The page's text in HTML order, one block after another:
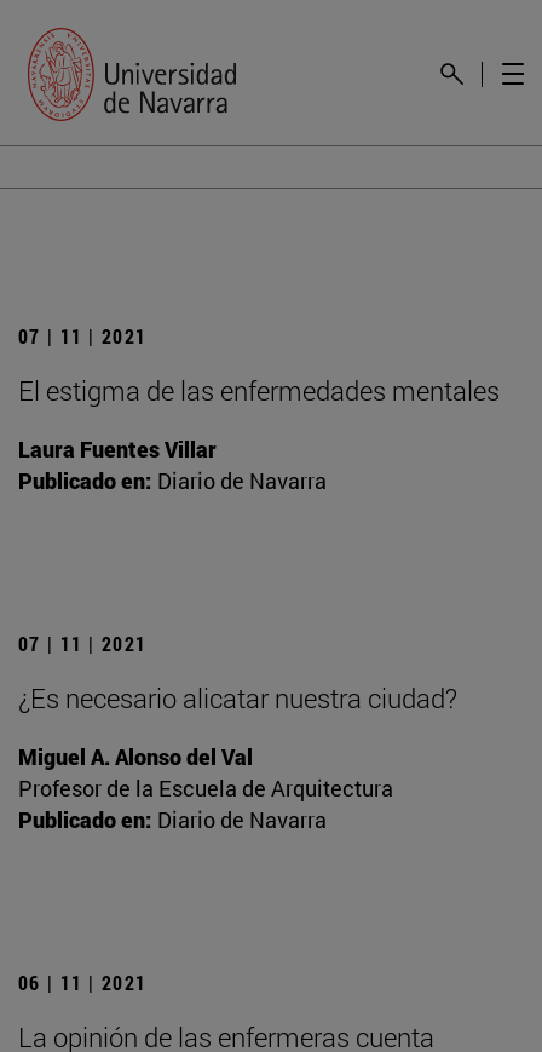
07 | 11 | 2021
El estigma de las enfermedades mentales
Laura Fuentes Villar
Publicado en: Diario de Navarra
07 | 11 | 2021
¿Es necesario alicatar nuestra ciudad?
Miguel A. Alonso del Val
Profesor de la Escuela de Arquitectura
Publicado en: Diario de Navarra
06 | 11 | 2021
La opinión de las enfermeras cuenta